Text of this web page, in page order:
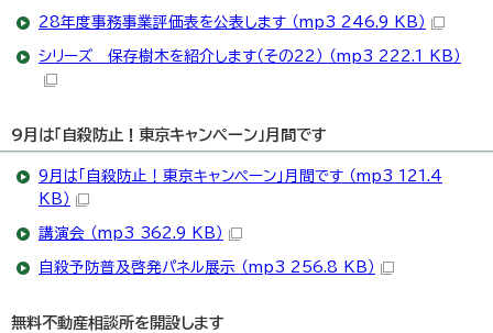
28年度事務事業評価表を公表します （mp3 246.9 KB）
シリーズ 保存樹木を紹介します（その22） （mp3 222.1 KB）
9月は「自殺防止！東京キャンペーン」月間です
9月は「自殺防止！東京キャンペーン」月間です （mp3 121.4
KB）
講演会 （mp3 362.9 KB）
自殺予防普及啓発パネル展示 （mp3 256.8 KB）
無料不動産相談所を開設します